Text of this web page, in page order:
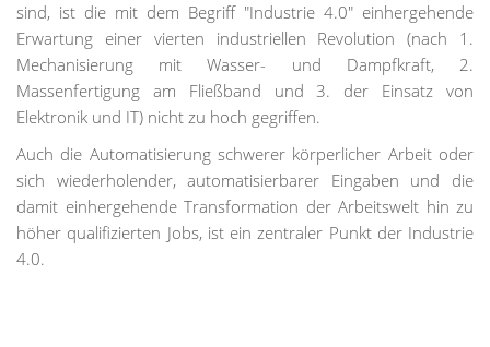
sind, ist die mit dem Begriff "Industrie 4.0" einhergehende
Erwartung einer vierten industriellen Revolution (nach 1.
Mechanisierung mit Wasser- und Dampfkraft, 2.
Massenfertigung am Fließband und 3. der Einsatz von
Elektronik und IT) nicht zu hoch gegriffen.
Auch die Automatisierung schwerer körperlicher Arbeit oder
sich wiederholender, automatisierbarer Eingaben und die
damit einhergehende Transformation der Arbeitswelt hin zu
höher qualifizierten Jobs, ist ein zentraler Punkt der Industrie
4.0.